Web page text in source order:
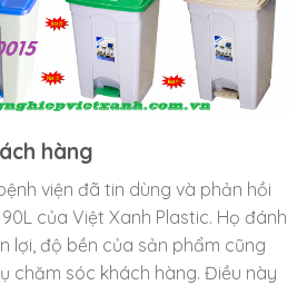
hàng
viện đã tin dùng và phản hồi
của Việt Xanh Plastic. Họ đánh
lợi, độ bền của sản phẩm cũng
chăm sóc khách hàng. Điều này